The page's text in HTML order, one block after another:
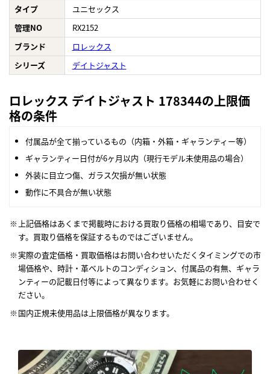
タイプ
ユニセックス
管理NO
RX2152
ブランド
ロレックス
シリーズ
デイトジャスト
ロレックス デイトジャスト 178344の上限価
格の条件
付属品が全て揃っているもの（内箱・外箱・ギャランティー等）
ギャランティー日付が6ヶ月以内（現行モデル未使用品の場合）
外装に目立つ傷、ガラス欠損が無い状態
動作に不具合が無い状態
上記価格はあくまで掲載時における買取り価格の相場であり、目安で
す。買取り価格を保証するものではございません。
実際の査定価格・買取価格はお問い合わせいただくタイミングでの市
場価格や、時計・革ベルトのコンディション、付属品の有無、ギャラ
ンティーの記載日付等によって異なります。お気軽にお問い合わせく
ださい。
国内正規未使用品は上限価格が異なります。